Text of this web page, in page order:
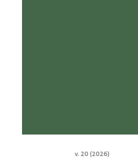
v. 19 n. Suppl. 1 (2025)